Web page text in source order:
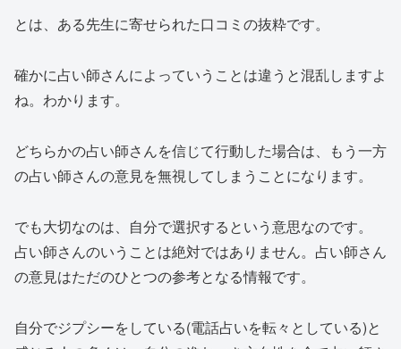
とは、ある先生に寄せられた口コミの抜粋です。
確かに占い師さんによっていうことは違うと混乱しますよ
ね。わかります。
どちらかの占い師さんを信じて行動した場合は、もう一方
の占い師さんの意見を無視してしまうことになります。
でも大切なのは、 自分で選択するという意思なのです。
占い師さんのいうことは絶対ではありません。 占い師さん
の意見はただのひとつの参考となる情報です。
自分でジプシーをしている(電話占いを転々としている)と